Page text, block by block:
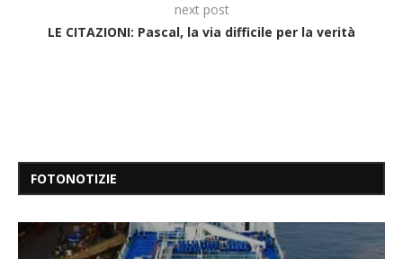
next post
LE CITAZIONI: Pascal, la via difficile per la verità
FOTONOTIZIE